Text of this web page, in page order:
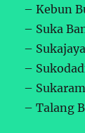
– Kebun
– Suka
–
–
–
– Talang